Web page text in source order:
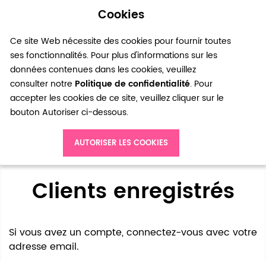
Cookies
Ce site Web nécessite des cookies pour fournir toutes
ses fonctionnalités. Pour plus d'informations sur les
données contenues dans les cookies, veuillez
consulter notre Politique de confidentialité. Pour
accepter les cookies de ce site, veuillez cliquer sur le
bouton Autoriser ci-dessous.
AUTORISER LES COOKIES
0
Accès client
Clients enregistrés
Si vous avez un compte, connectez-vous avec votre
adresse email.